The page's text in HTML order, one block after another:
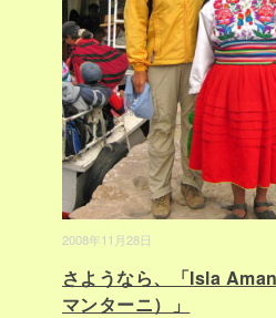
2008年11月28日
さようなら、「Isla
マンターニ）」